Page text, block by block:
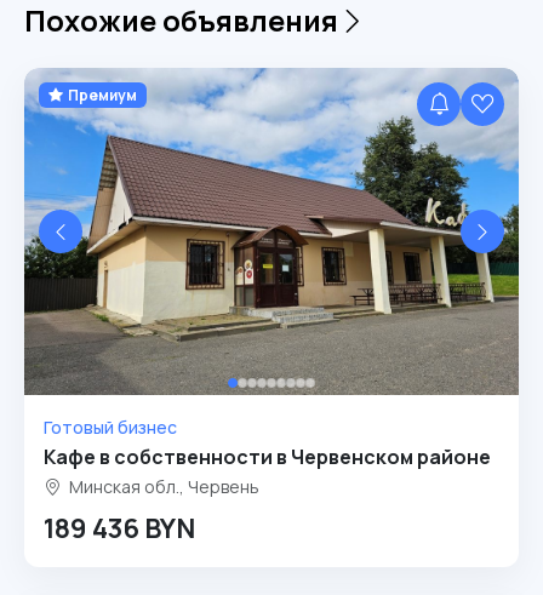
Похожие объявления
Премиум
Готовый бизнес
Кафе в собственности в Червенском районе
Минская обл., Червень
189 436 BYN